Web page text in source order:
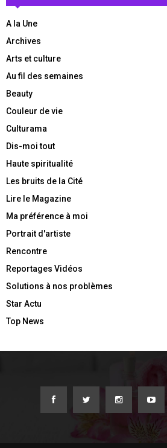
A la Une
Archives
Arts et culture
Au fil des semaines
Beauty
Couleur de vie
Culturama
Dis-moi tout
Haute spiritualité
Les bruits de la Cité
Lire le Magazine
Ma préférence à moi
Portrait d'artiste
Rencontre
Reportages Vidéos
Solutions à nos problèmes
Star Actu
Top News